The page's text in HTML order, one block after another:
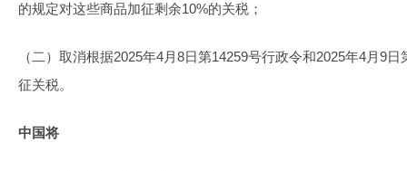
的规定对这些商品加征剩余10%的关税；
（二）取消根据2025年4月8日第14259号行政令和2025年4月9
征关税。
中国将